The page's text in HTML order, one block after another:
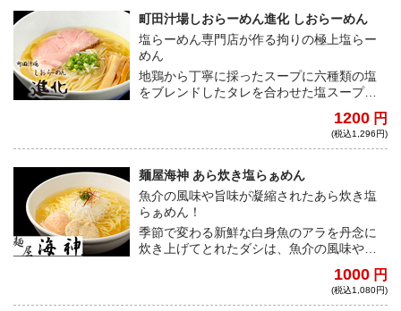
町田汁場しおらーめん進化 しおらーめん
塩らーめん専門店が作る拘りの極上塩らー
めん
地鶏から丁寧に採ったスープに六種類の塩
をブレンドしたタレを合わせた塩スープ
深い味わいがあり、飽きが来ず最後まで飲
み干せる。合わせる細麺は、小麦の香りと
の青黒い塊はカビ等の異物に見えることが
ございますが、岩塩の成分による色になり
ますので安心してお召し上がりください。
1200 円
(税込1,296円)
麺屋海神 あら炊き塩らぁめん
魚介の風味や旨味が凝縮されたあら炊き塩
らぁめん！
季節で変わる新鮮な白身魚のアラを丹念に
炊き上げてとれたダシは、魚介の風味や旨
で浄化した水で練った特注麺は細麺ながら
もしっかりとした歯ごたえがあり、スープ
1000 円
(税込1,080円)